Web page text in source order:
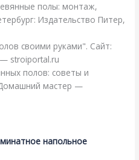
полы: монтаж,
Издательство Питер,
своими руками". Сайт:
stroiportal.ru
полов: советы и
мастер —
напольное